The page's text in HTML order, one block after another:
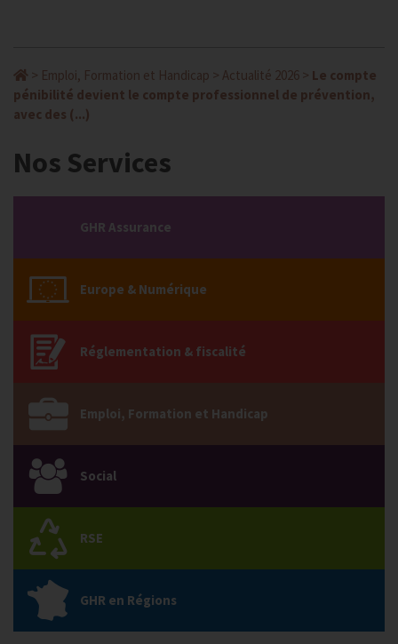
> Emploi, Formation et Handicap > Actualité 2026 > Le compte
pénibilité devient le compte professionnel de prévention,
avec des (...)
Nos Services
GHR Assurance
Europe & Numérique
Réglementation & fiscalité
Emploi, Formation et Handicap
Social
RSE
GHR en Régions